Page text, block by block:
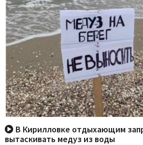
В Кирилловке отдыхающим
вытаскивать медуз из воды